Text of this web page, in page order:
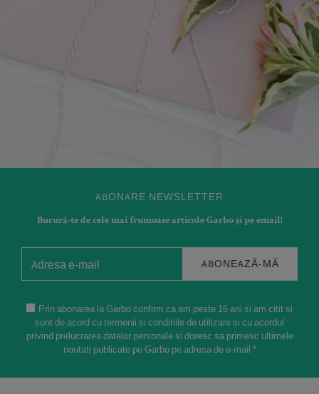
ABONARE NEWSLETTER
Bucură-te de cele mai frumoase articole Garbo și pe email!
ABONEAZĂ-MĂ
Prin abonarea la Garbo confirm ca am peste 16 ani si am citit si
sunt de acord cu termenii si conditiile de utilizare si cu acordul
privind prelucrarea datelor personale si doresc sa primesc ultimele
noutati publicate pe Garbo pe adresa de e-mail *